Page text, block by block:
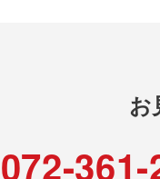
お
072-361-